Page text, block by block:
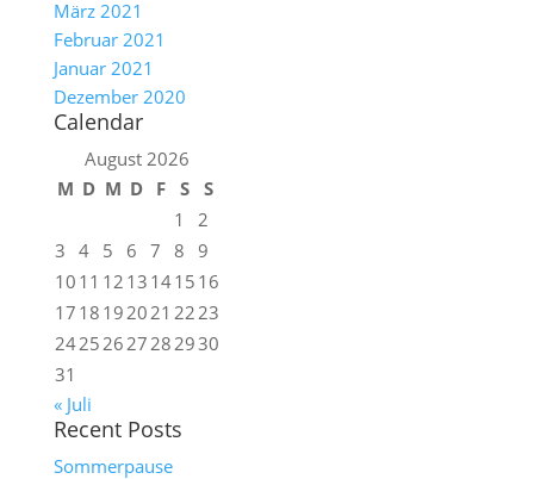
März 2021
Februar 2021
Januar 2021
Dezember 2020
Calendar
August 2026
M D M D F S
S
1
2
3 4 5 6 7 8 9
10 11 12 13 1415 16
17 18 192021 2223
24252627282930
31
« Juli
Recent Posts
Sommerpause